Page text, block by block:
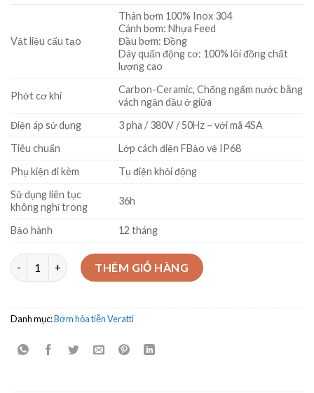
Vật liệu cấu tạo
Thân bơm 100% Inox 304
Cánh bơm: Nhựa Feed
Đầu bơm: Đồng
Dây quấn động cơ: 100% lõi đồng chất
lượng cao
Phớt cơ khí
Carbon-Ceramic, Chống ngấm nước bằng
vách ngăn dầu ở giữa
Điện áp sử dụng
3 pha / 380V / 50Hz – với mã 4SA
Tiêu chuẩn
Lớp cách điện FBảo vệ IP68
Phụ kiện đi kèm
Tụ điện khỏi động
Sử dụng liên tục
không nghỉ trong
36h
Bảo hành 12 tháng
Bơm chìm giếng khoan - hỏa tiễn Model 4SA12/26 – 5.5kW số
THÊM GIỎ HÀNG
Danh mục:Bơm hỏa tiễn Veratti